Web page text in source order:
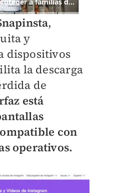
,
y
dispositivos
la descarga
de
está
con
operativos.